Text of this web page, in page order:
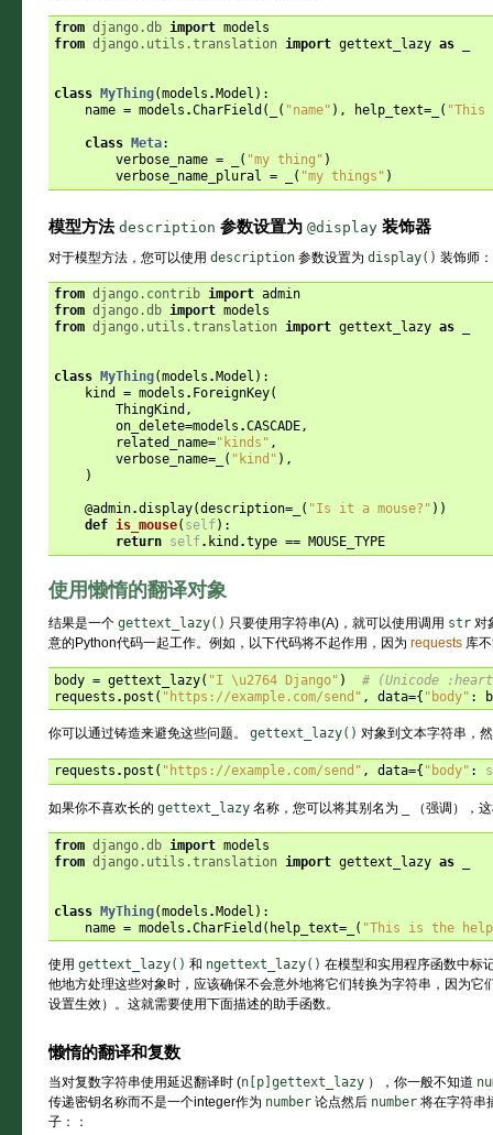
from django.db import models
from django.utils.translation import gettext_lazy as
class MyThing(models . Model ):
name = models .CharField ( ( "name" ), help_text=_ (
class Meta:
verbose_name = ( "my thing" )
verbose_name_plural = ( "my things" )
模型方法 description 参数设置为 @display 装饰器
对于模型方法，您可以使用 description 参数设置为 display() 装饰师
from django.contrib import admin
from django.db import models
from django.utils.translation import gettext_lazy as
class MyThing(models . Model ):
kind
= models . ForeignKey(
ThingKind ,
on_delete=models .CASCADE,
related_name="kinds" ,
verbose_name=_ ( "kind" ),
)
@admin.display(description=_ ( "Is it a mouse?" ))
def is_mouse( self):
return self. kind .type == MOUSE_TYPE
使用懒惰的翻译对象
结果是一个 gettext_lazy() 只要使用字符串(A)，就可以使用调用 str 对
意的Python代码一起工作。例如，以下代码将不起作用，因为 requests 库
body = gettext_lazy( "I \u2764 Django" )
# (Unicode
requests . post ( "https://example.com/send" , data={ "body" :
你可以通过铸造来避免这些问题。 gettext_lazy() 对象到文本字符串，
requests . post ( "https://example.com/send" , data={ "body" :
如果你不喜欢长的 gettext_lazy 名称，您可以将其别名为 （强调），
from django.db import models
from django.utils.translation import gettext_lazy as
class MyThing(models .Model ):
name = models .CharField ( help_text=_ ( "This is the
使用 gettext_lazy() 和 ngettext_lazy() 在模型和实用程序函数中标
他地方处理这些对象时，应该确保不会意外地将它们转换为字符串，因为它
设置生效）。这就需要使用下面描述的助手函数。
懒惰的翻译和复数
当对复数字符串使用延迟翻译时 (n[p]gettext_lazy ），你一般不知道
传递密钥名称而不是一个integer作为 number 论点然后 number 将在字符串
子：：